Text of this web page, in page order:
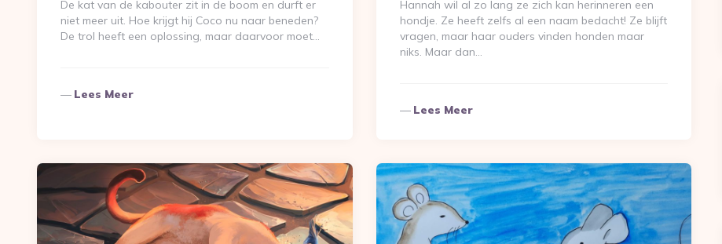
De kat van de kabouter zit in de boom en durft er
niet meer uit. Hoe krijgt hij Coco nu naar beneden?
De trol heeft een oplossing, maar daarvoor moet…
Lees Meer
Hannah wil al zo lang ze zich kan herinneren een
hondje. Ze heeft zelfs al een naam bedacht! Ze blijft
vragen, maar haar ouders vinden honden maar
niks. Maar dan…
Lees Meer